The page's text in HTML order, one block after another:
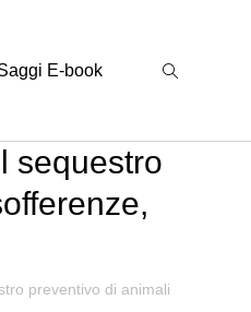
E-book
sequestro
preventivo di animali